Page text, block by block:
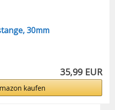
30mm
35,99 EUR
kaufen